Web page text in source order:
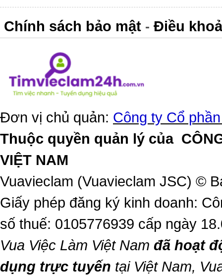
Chính sách bảo mật - Điều
Đơn vị chủ quản: Công ty Cổ
Thuộc quyền quản lý của
VIỆT NAM
Vuavieclam (Vuavieclam JSC) ©
Giấy phép đăng ký kinh doanh:
số thuế: 0105776939 cấp ngày
Vua Việc Làm Việt Nam đã hoạt
dụng trực tuyến tại Việt Nam,